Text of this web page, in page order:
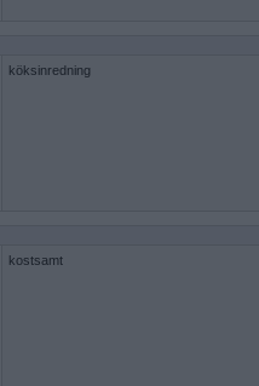
köksinredning
kostsamt